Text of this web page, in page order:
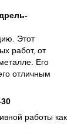
Этот
работ, от
Его
отличным
работы как